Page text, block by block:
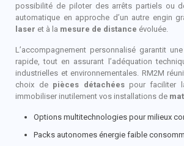
possibilité de piloter des arrêts partiels ou
automatique en approche d’un autre engin
laser et à la mesure de distance évoluée.
L’accompagnement personnalisé garantit
rapide, tout en assurant l’adéquation
industrielles et environnementales. RM2M
choix de pièces détachéespour faciliter
immobiliser inutilement vos installations de
Options multitechnologies pour milieux
Packs autonomes énergie faible